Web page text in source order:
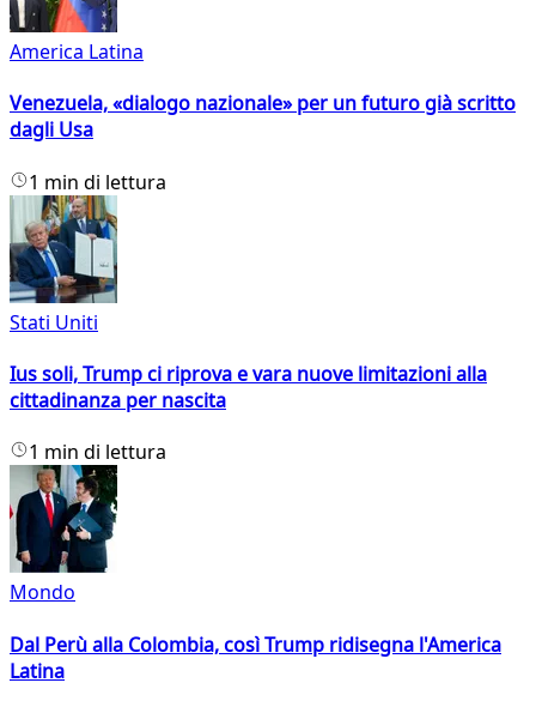
America Latina
Venezuela, «dialogo nazionale» per un futuro già scritto
dagli Usa
1 min di lettura
Stati Uniti
Ius soli, Trump ci riprova e vara nuove limitazioni alla
cittadinanza per nascita
1 min di lettura
Mondo
Dal Perù alla Colombia, così Trump ridisegna l'America
Latina